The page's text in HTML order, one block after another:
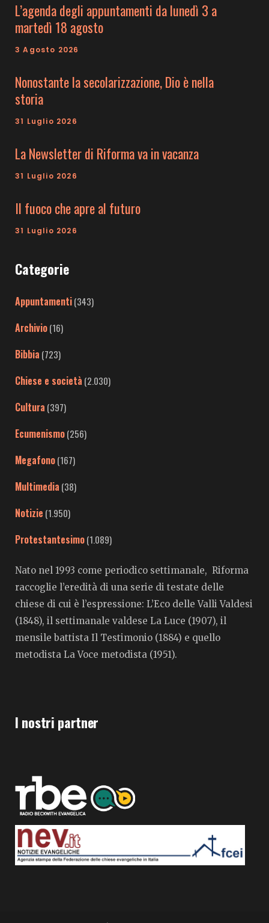
L’agenda degli appuntamenti da lunedì 3 a
martedì 18 agosto
3 Agosto 2026
Nonostante la secolarizzazione, Dio è nella
storia
31 Luglio 2026
La Newsletter di Riforma va in vacanza
31 Luglio 2026
Il fuoco che apre al futuro
31 Luglio 2026
Categorie
Appuntamenti(343)
Archivio(16)
Bibbia (723)
Chiese e società (2.030)
Cultura (397)
Ecumenismo(256)
Megafono(167)
Multimedia (38)
Notizie (1.950)
Protestantesimo(1.089)
Nato nel 1993 come periodico settimanale, Riforma
raccoglie l’eredità di una serie di testate delle
chiese di cui è l’espressione: L’Eco delle Valli Valdesi
(1848), il settimanale valdese La Luce (1907), il
mensile battista Il Testimonio (1884) e quello
metodista La Voce metodista (1951).
I nostri partner